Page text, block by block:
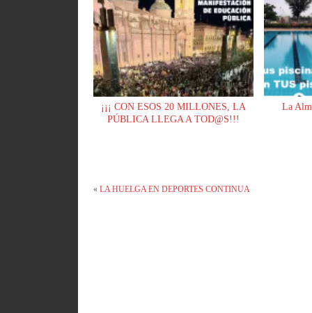
¡¡¡ CON ESOS 20 MILLONES, LA
PÚBLICA LLEGA A TOD@S!!!
La
«LA HUELGA EN DEPORTES CONTINUA